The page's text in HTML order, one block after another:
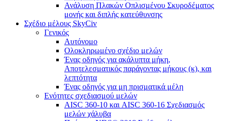
Ανάλυση Πλακών Οπλισμένου Σκυροδέματος
μονής και διπλής κατεύθυνσης
Σχέδιο μέλους SkyCiv
Γενικός
Αυτόνομο
Ολοκληρωμένο σχέδιο μελών
Ένας οδηγός για ακάλυπτα μήκη,
Αποτελεσματικός παράγοντας μήκους (κ), και
λεπτότητα
Ένας οδηγός για μη πρισματικά μέλη
Ενότητες σχεδιασμού μελών
AISC 360-10 και AISC 360-16 Σχεδιασμός
μελών χάλυβα